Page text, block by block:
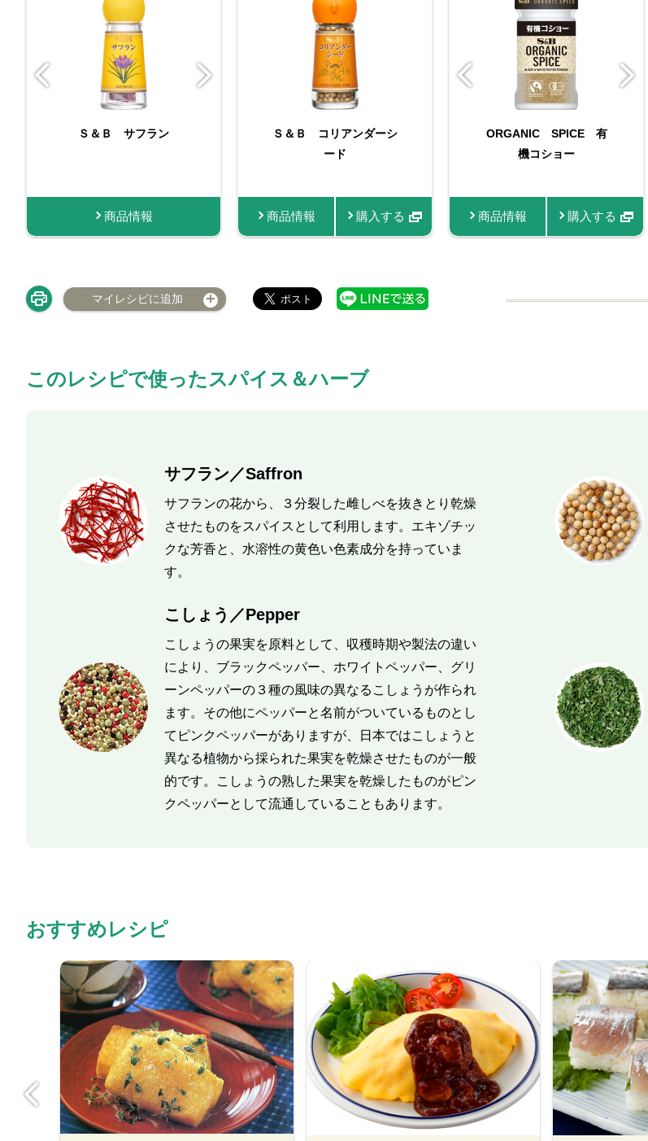
Ｓ＆Ｂ サフラン
商品情報
Ｓ＆Ｂ 袋入りサフラン
商品情報 購入する
FAUCHON サフラン
商品情報 購入する
Ｓ＆Ｂ コリアンダーシ
ード
商品情報 購入する
マイチョイス コショ
ー 13g
商品情報 購入する
ORGANIC SPICE 有
機コショー
商品情報 購入する
（苗） イタリアンパセ
リ
商品情報
マイレシピに追加
このレシピで使ったスパイス＆ハーブ
サフラン／Saffron
サフランの花から、３分裂した雌しべを抜きとり乾燥
させたものをスパイスとして利用します。エキゾチッ
クな芳香と、水溶性の黄色い色素成分を持っていま
す。
こしょう／Pepper
こしょうの果実を原料として、収穫時期や製法の違い
により、ブラックペッパー、ホワイトペッパー、グリ
ーンペッパーの３種の風味の異なるこしょうが作られ
ます。その他にペッパーと名前がついているものとし
てピンクペッパーがありますが、日本ではこしょうと
異なる植物から採られた果実を乾燥させたものが一般
的です。こしょうの熟した果実を乾燥したものがピン
クペッパーとして流通していることもあります。
おすすめレシピ